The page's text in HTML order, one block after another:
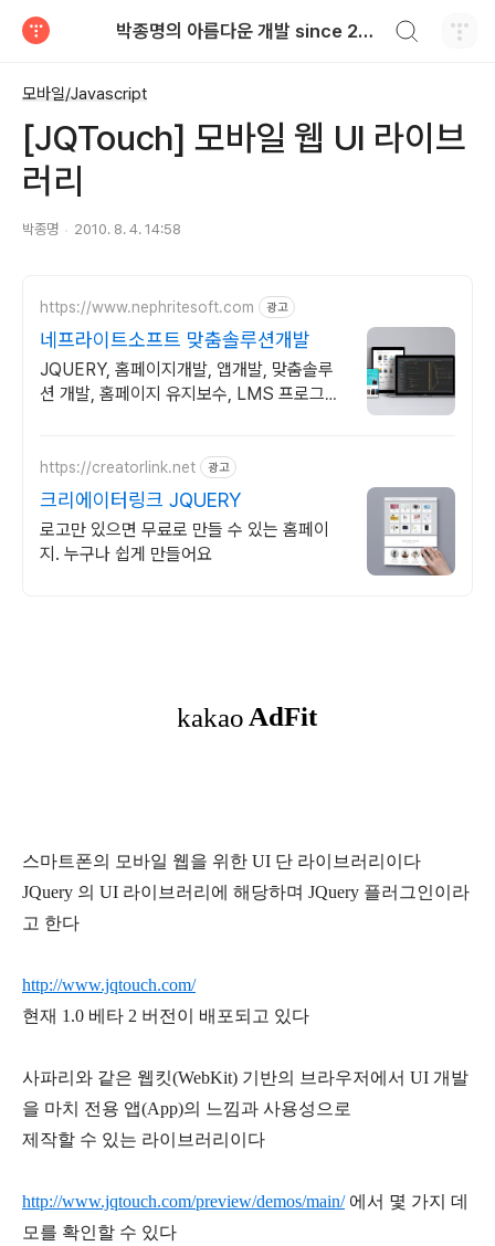
박종명의 아름다운 개발 since 2010.06
모바일/Javascript
[JQTouch] 모바일 웹 UI 라이브
러리
박종명 2010. 8. 4. 14:58
https://www.nephritesoft.com 광고
네프라이트소프트 맞춤솔루션개발
JQUERY, 홈페이지개발, 앱개발, 맞춤솔루
션 개발, 홈페이지 유지보수, LMS 프로그램
https://creatorlink.net 광고
크리에이터링크 JQUERY
로고만 있으면 무료로 만들 수 있는 홈페이
지. 누구나 쉽게 만들어요
스마트폰의 모바일 웹을 위한 UI 단 라이브러리이다
JQuery 의 UI 라이브러리에 해당하며 JQuery 플러그인이라
고 한다
http://www.jqtouch.com/
현재 1.0 베타 2 버전이 배포되고 있다
사파리와 같은 웹킷(WebKit) 기반의 브라우저에서 UI 개발
을 마치 전용 앱(App)의 느낌과 사용성으로
제작할 수 있는 라이브러리이다
http://www.jqtouch.com/preview/demos/main/에서 몇 가지 데
모를 확인할 수 있다